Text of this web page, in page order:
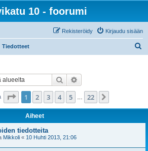
10 - foorumi
Kirjaudu sisään
Rekisteröidy
Tiedotteet
Etsi
Sivu /22
1 2 3 4 5 22
Aiheet
tiedotteita
Mikkoli « 10 Huhti 2013, 21:06